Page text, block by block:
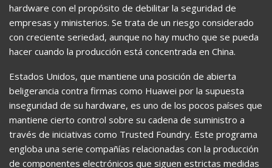
hardware con el propósito de debilitar la seguridad de
empresas y ministerios. Se trata de un riesgo considerado
con creciente seriedad, aunque no hay mucho que se pueda
hacer cuando la producción está concentrada en China.
Estados Unidos, que mantiene una posición de abierta
beligerancia contra firmas como Huawei por la supuesta
inseguridad de su hardware, es uno de los pocos países que
mantiene cierto control sobre su cadena de suministro a
través de iniciativas como Trusted Foundry. Este programa
engloba una serie compañías relacionadas con la producción
de componentes electrónicos que siguen estrictas medidas